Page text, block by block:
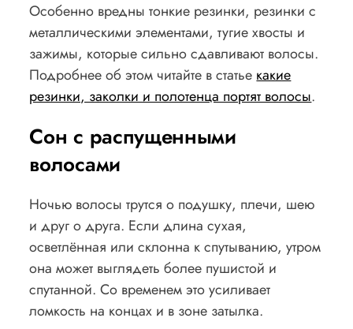
Особенно вредны тонкие резинки, резинки с
металлическими элементами, тугие хвосты и
зажимы, которые сильно сдавливают волосы.
Подробнее об этом читайте в статье какие
резинки, заколки и полотенца портят волосы.
Сон с распущенными
волосами
Ночью волосы трутся о подушку, плечи, шею
и друг о друга. Если длина сухая,
осветлённая или склонна к спутыванию, утром
она может выглядеть более пушистой и
спутанной. Со временем это усиливает
ломкость на концах и в зоне затылка.